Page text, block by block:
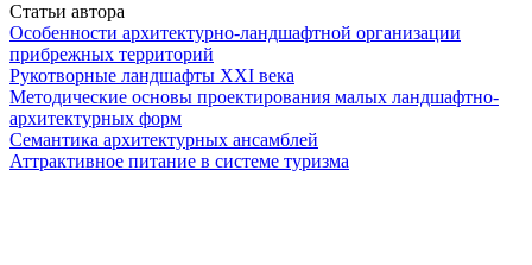
Статьи автора
Особенности архитектурно-ландшафтной организации
прибрежных территорий
Рукотворные ландшафты ХХI века
Методические основы проектирования малых ландшафтно-
архитектурных форм
Семантика архитектурных ансамблей
Аттрактивное питание в системе туризма